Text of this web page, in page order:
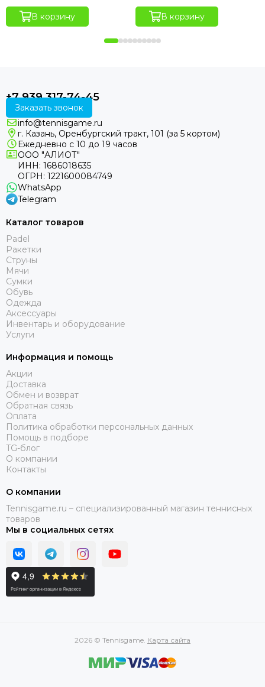
В корзину
Edition)
В корзину
+7 939 317-74-45
Заказать звонок
info@tennisgame.ru
г. Казань, Оренбургский тракт, 101 (за 5 кортом)
Ежедневно с 10 до 19 часов
ООО "АЛИОТ"
ИНН: 1686018635
ОГРН: 1221600084749
WhatsApp
Telegram
Каталог товаров
Padel
Ракетки
Струны
Мячи
Сумки
Обувь
Одежда
Аксессуары
Инвентарь и оборудование
Услуги
Информация и помощь
Акции
Доставка
Обмен и возврат
Обратная связь
Оплата
Политика обработки персональных данных
Помощь в подборе
TG-блог
О компании
Контакты
О компании
Tennisgame.ru – специализированный магазин теннисных
товаров
Мы в социальных сетях
2026 © Tennisgame. Карта сайта